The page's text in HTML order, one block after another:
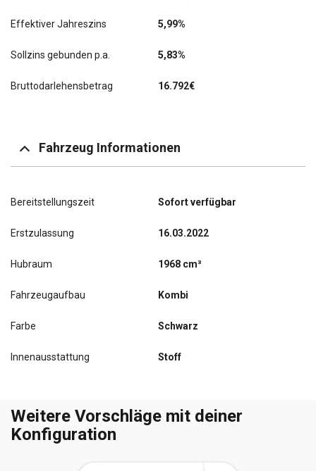
Effektiver Jahreszins 5,99%
Sollzins gebunden p.a. 5,83%
Bruttodarlehensbetrag 16.792€
Fahrzeug Informationen
Bereitstellungszeit Sofort verfügbar
Erstzulassung 16.03.2022
Hubraum 1968 cm³
Fahrzeugaufbau Kombi
Farbe Schwarz
Innenausstattung Stoff
Weitere Vorschläge mit deiner
Konfiguration